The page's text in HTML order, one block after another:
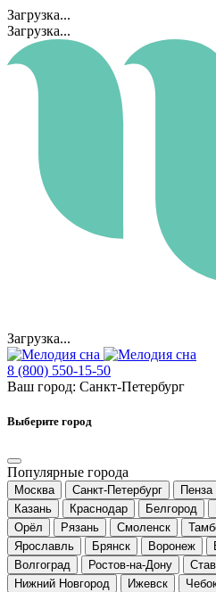
Загрузка...
Загрузка...
Загрузка...
8 (800) 550-15-50
Ваш город: Санкт-Петербург
Выберите город
Популярные города
Москва Санкт-Петербург Пенза
Казань
Краснодар Белгород
Орёл
Рязань Смоленск
Ярославль
Брянск Воронеж
Волгоград
Ростов-на-Дону
Нижний Новгород
Ижевск